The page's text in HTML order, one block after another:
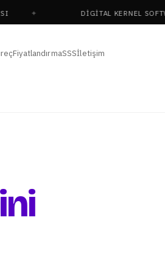
DIGITAL KERNEL SOFTWARE
FiyatlandırmaSSSİletişim